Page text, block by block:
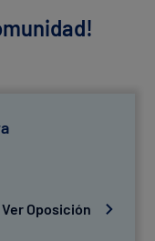
Ver Oposición